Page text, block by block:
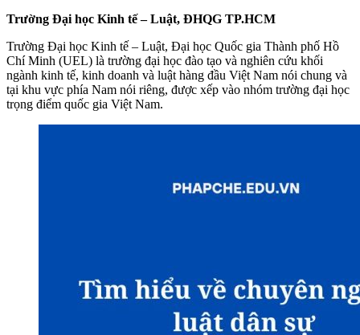
Trường Đại học Kinh tế – Luật, ĐHQG TP.HCM
Trường Đại học Kinh tế – Luật, Đại học Quốc gia Thành phố Hồ
Chí Minh (UEL) là trường đại học đào tạo và nghiên cứu khối
ngành kinh tế, kinh doanh và luật hàng đầu Việt Nam nói chung và
tại khu vực phía Nam nói riêng, được xếp vào nhóm trường đại học
trọng điểm quốc gia Việt Nam.